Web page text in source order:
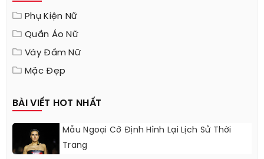
Phụ Kiện Nữ
Quần Áo Nữ
Váy Đầm Nữ
Mặc Đẹp
BÀI VIẾT HOT NHẤT
Mẫu Ngoại Cỡ Định Hình Lại Lịch Sử Thời
Trang